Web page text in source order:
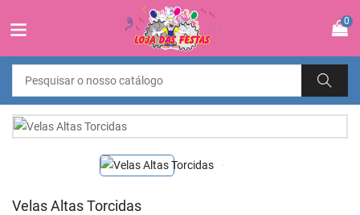
0
Velas Altas Torcidas